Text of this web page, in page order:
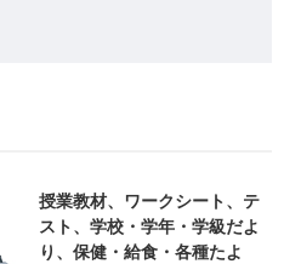
授業教材、ワークシート、テ
スト、学校・学年・学級だよ
り、保健・給食・各種たよ